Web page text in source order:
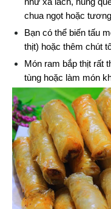
chua ngọt hoặc
Bạn có thể biến tấu
thịt) hoặc thêm chút
Món ram bắp thịt rất
tùng hoặc làm món